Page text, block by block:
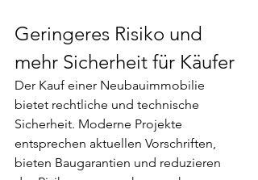
Geringeres Risiko und
mehr Sicherheit für Käufer
Der Kauf einer Neubauimmobilie
bietet rechtliche und technische
Sicherheit. Moderne Projekte
entsprechen aktuellen Vorschriften,
bieten Baugarantien und reduzieren